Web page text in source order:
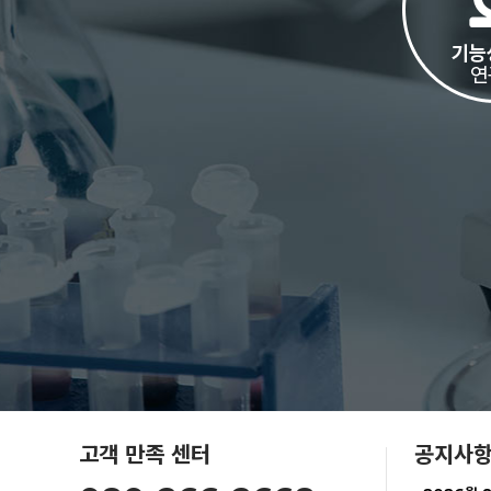
고객 만족 센터 공지사